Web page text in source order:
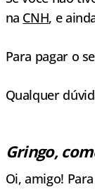
na CNH, e
Para pagar o
Qualquer
Gringo,
Oi, amigo!